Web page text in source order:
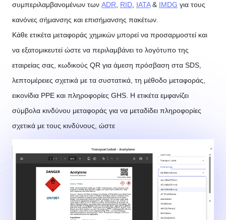
συμπεριλαμβανομένων των ADR RID IATA& IMDG για τους
κανόνες σήμανσης και επισήμανσης πακέτων.
Κάθε ετικέτα μεταφοράς χημικών μπορεί να προσαρμοστεί και
να εξατομικευτεί ώστε να περιλαμβάνει το λογότυπο της
εταιρείας σας, κωδικούς QR για άμεση πρόσβαση στα SDS,
λεπτομέρειες σχετικά με τα συστατικά, τη μέθοδο μεταφοράς,
εικονίδια PPE και πληροφορίες GHS. Η ετικέτα εμφανίζει
σύμβολα κινδύνου μεταφοράς για να μεταδίδει πληροφορίες
σχετικά με τους κινδύνους, ώστε